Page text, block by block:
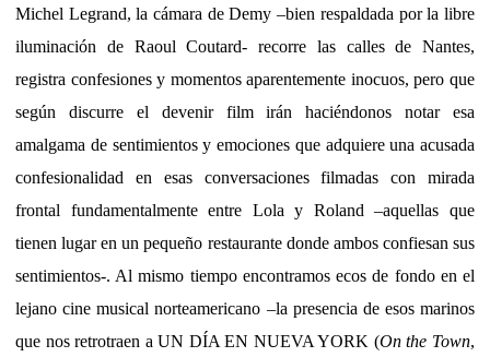
Michel Legrand, la cámara de Demy –bien respaldada por la libre
iluminación de Raoul Coutard- recorre las calles de Nantes,
registra confesiones y momentos aparentemente inocuos, pero que
según discurre el devenir film irán haciéndonos notar esa
amalgama de sentimientos y emociones que adquiere una acusada
confesionalidad en esas conversaciones filmadas con mirada
frontal fundamentalmente entre Lola y Roland –aquellas que
tienen lugar en un pequeño restaurante donde ambos confiesan sus
sentimientos-. Al mismo tiempo encontramos ecos de fondo en el
lejano cine musical norteamericano –la presencia de esos marinos
que nos retrotraen a UN DÍA EN NUEVA YORK (On the Town,